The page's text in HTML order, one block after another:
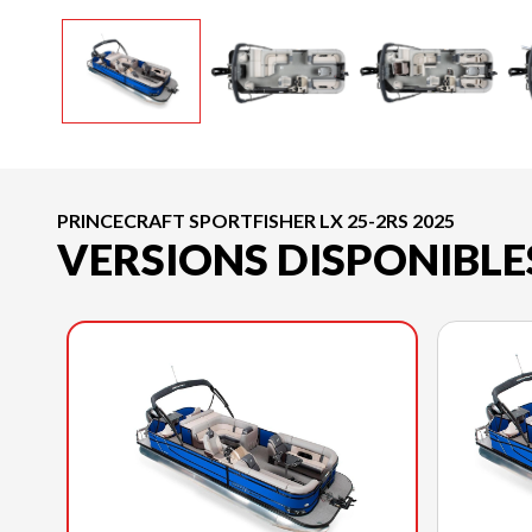
PRINCECRAFT SPORTFISHER LX 25-2RS 2025
VERSIONS